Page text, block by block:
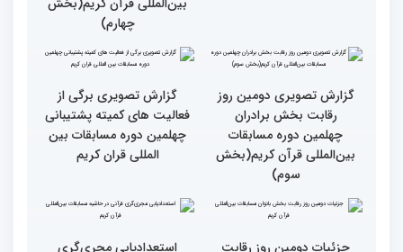
در زندگی یکی از تأثیرات
انس با قرآن است
انس با قرآن چراغ راه
رسیدن به سرمنزل مقصود
است
قرائت قرآن برای هر
مسلمان باید اولین اولویت
باشد
اجتماعی افراد تأثیرگذار است